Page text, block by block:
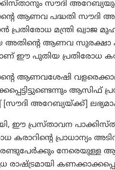
സൗദി
ആണവ പദ്ധതി സൗദി
പ്രതിരോധ മന്ത്രി ഖ്വാജ
ആണവ സുരക്ഷാ
ഈ പുതിയ പ്രതിരോധ
ആണവശേഷി
അറേബ്യയ്ക്ക്]
ഈ പ്രസ്താവന
കരാറിന്റെ പ്രാധാന്യം
നേരെയുള്ള